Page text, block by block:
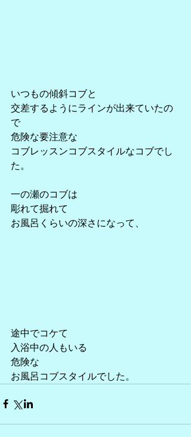
いつもの傾斜コブと
交差するようにラインが出来ていたの
で
危険な要注意な
コブレッスンコブスタイルなコブでし
た。
一の瀬のコブは
彫れて掘れて
お風呂くらいの深さになって、
途中でコケて
入浴中の人もいる
危険な
お風呂コブスタイルでした。